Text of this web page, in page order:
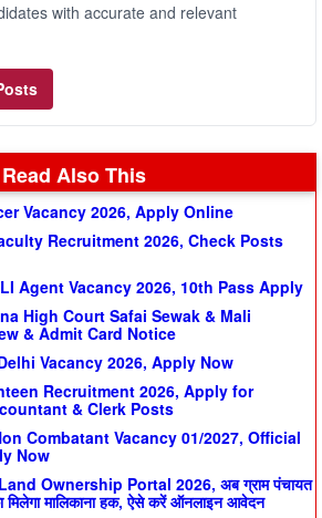
with accurate and relevant
Read Also This
Vacancy 2026, Apply Online
Recruitment 2026, Check Posts
Agent Vacancy 2026, 10th Pass Apply
High Court Safai Sewak & Mali
& Admit Card Notice
Vacancy 2026, Apply Now
Recruitment 2026, Apply for
& Clerk Posts
Combatant Vacancy 01/2027, Official
Now
Ownership Portal 2026, अब ग्राम पंचायत
मिलेगा मालिकाना हक, ऐसे करें ऑनलाइन आवेदन